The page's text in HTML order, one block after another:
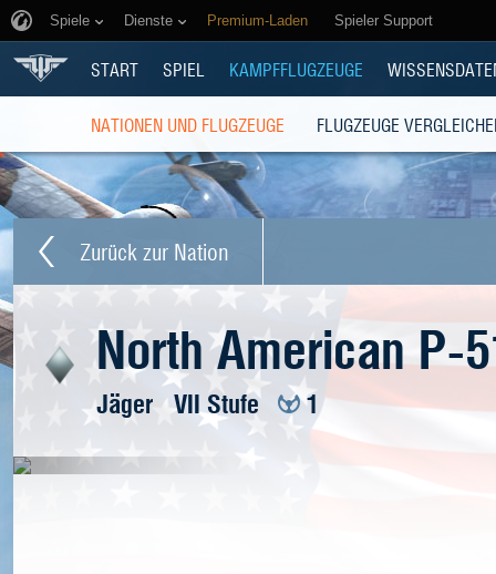
Spiele Dienste Premium-Laden Spieler Support
START SPIEL KAMPFFLUGZEUGE
NATIONEN UND FLUGZEUGE FLUGZEUGE
Zurück zur Nation
North American P-
Jäger VII Stufe 1